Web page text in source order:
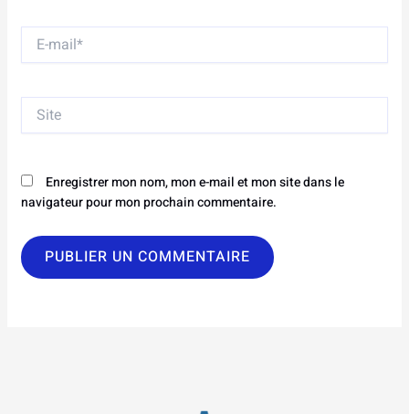
mail*
Site
Enregistrer mon nom, mon e-mail et mon site dans le
navigateur pour mon prochain commentaire.